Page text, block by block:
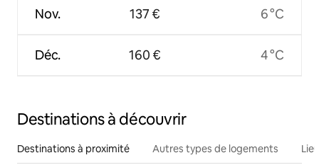
Nov.
Déc.
137 €
160 €
6 °C
4 °C
Destinations à découvrir
Destinations à proximité Autres types de logements